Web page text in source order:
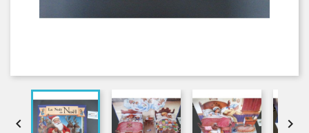
 